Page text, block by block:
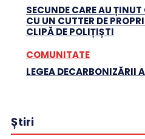
SECUNDE CARE AU
CU UN CUTTER DE
CLIPĂ DE POLIȚIȘTI
COMUNITATE
LEGEA DECARBONIZĂRII
Știri